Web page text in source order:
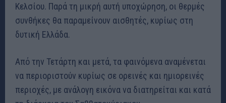
Κελσίου. Παρά τη μικρή αυτή υποχώρηση, οι θερμές
συνθήκες θα παραμείνουν αισθητές, κυρίως στη
δυτική Ελλάδα.
Από την Τετάρτη και μετά, τα φαινόμενα αναμένεται
να περιοριστούν κυρίως σε ορεινές και ημιορεινές
περιοχές, με ανάλογη εικόνα να διατηρείται και κατά